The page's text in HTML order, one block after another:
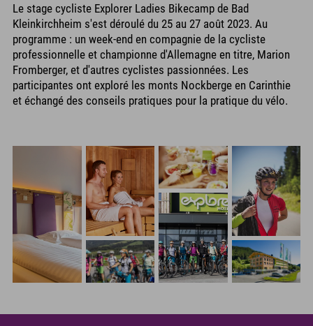
Le stage cycliste Explorer Ladies Bikecamp de Bad
Kleinkirchheim s'est déroulé du 25 au 27 août 2023. Au
programme : un week-end en compagnie de la cycliste
professionnelle et championne d'Allemagne en titre, Marion
Fromberger, et d'autres cyclistes passionnées. Les
participantes ont exploré les monts Nockberge en Carinthie
et échangé des conseils pratiques pour la pratique du vélo.